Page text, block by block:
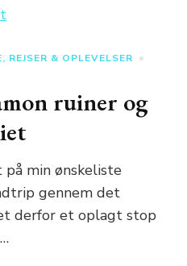
REJSER & OPLEVELSER
ruiner og
på min ønskeliste
gennem det
derfor et oplagt stop